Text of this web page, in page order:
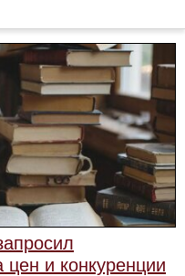
цен и конкуренции